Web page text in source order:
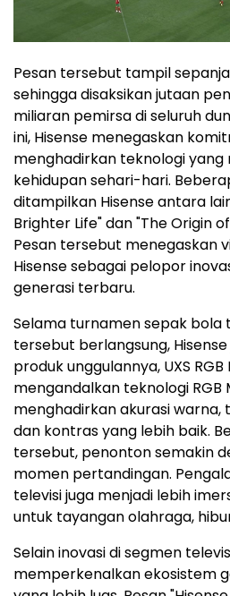
Pesan tersebut tampil
sehingga disaksikan jutaan
miliaran pemirsa di seluruh
ini, Hisense menegaskan
menghadirkan teknologi
kehidupan sehari-hari.
ditampilkan Hisense antara
Brighter Life" dan "The Origin of
Pesan tersebut menegaskan
Hisense sebagai pelopor
generasi terbaru.
Selama turnamen sepak bola
tersebut berlangsung,
produk unggulannya, UXS RGB
mengandalkan teknologi RGB
menghadirkan akurasi warna,
dan kontras yang lebih baik.
tersebut, penonton semakin
momen pertandingan.
televisi juga menjadi lebih
untuk tayangan olahraga,
Selain inovasi di segmen
memperkenalkan ekosistem